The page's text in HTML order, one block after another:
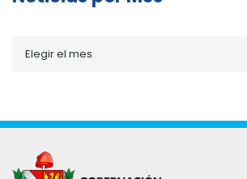
porElegir el mes